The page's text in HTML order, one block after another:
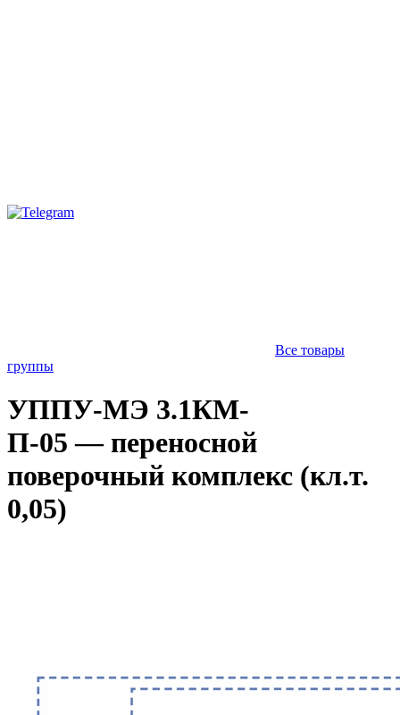
Все товары
группы
УППУ-МЭ 3.1КМ-
П-05 — переносной
поверочный комплекс (кл.т.
0,05)